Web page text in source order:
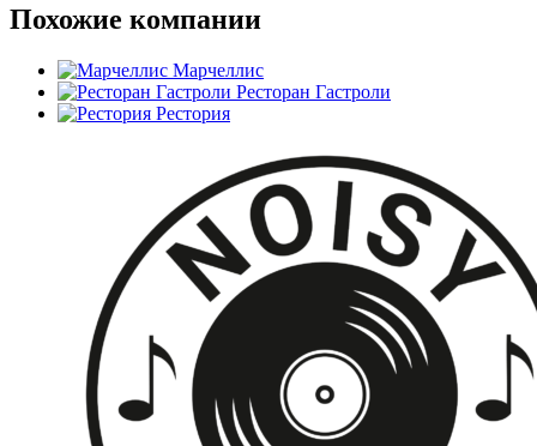
Похожие компании
Марчеллис
Ресторан Гастроли
Рестория